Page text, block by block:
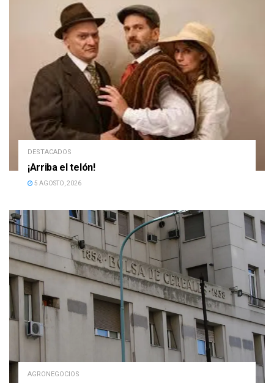
DESTACADOS
¡Arriba el telón!
5 AGOSTO, 2026
AGRONEGOCIOS